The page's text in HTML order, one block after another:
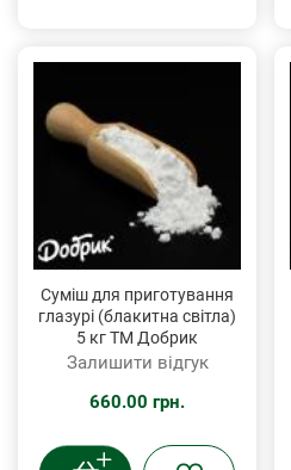
Суміш для приготування
глазурі (блакитна світла)
5 кг ТМ Добрик
Залишити відгук
660.00 грн.